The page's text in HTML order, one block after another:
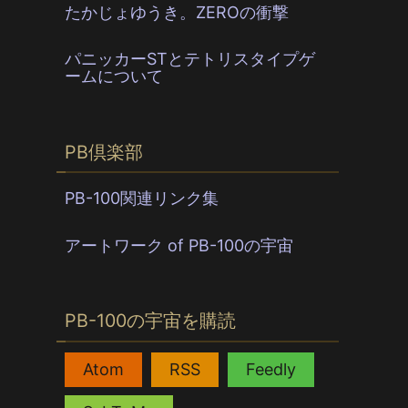
たかじょゆうき。ZEROの衝撃
パニッカーSTとテトリスタイプゲ
ームについて
PB倶楽部
PB-100関連リンク集
アートワーク of PB-100の宇宙
PB-100の宇宙を購読
Atom RSS Feedly